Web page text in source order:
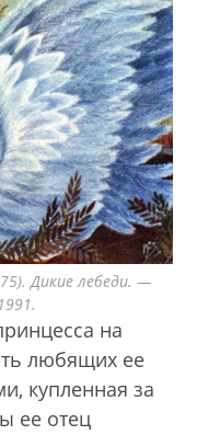
Дикие лебеди. —
на
любящих ее
купленная за
ее отец